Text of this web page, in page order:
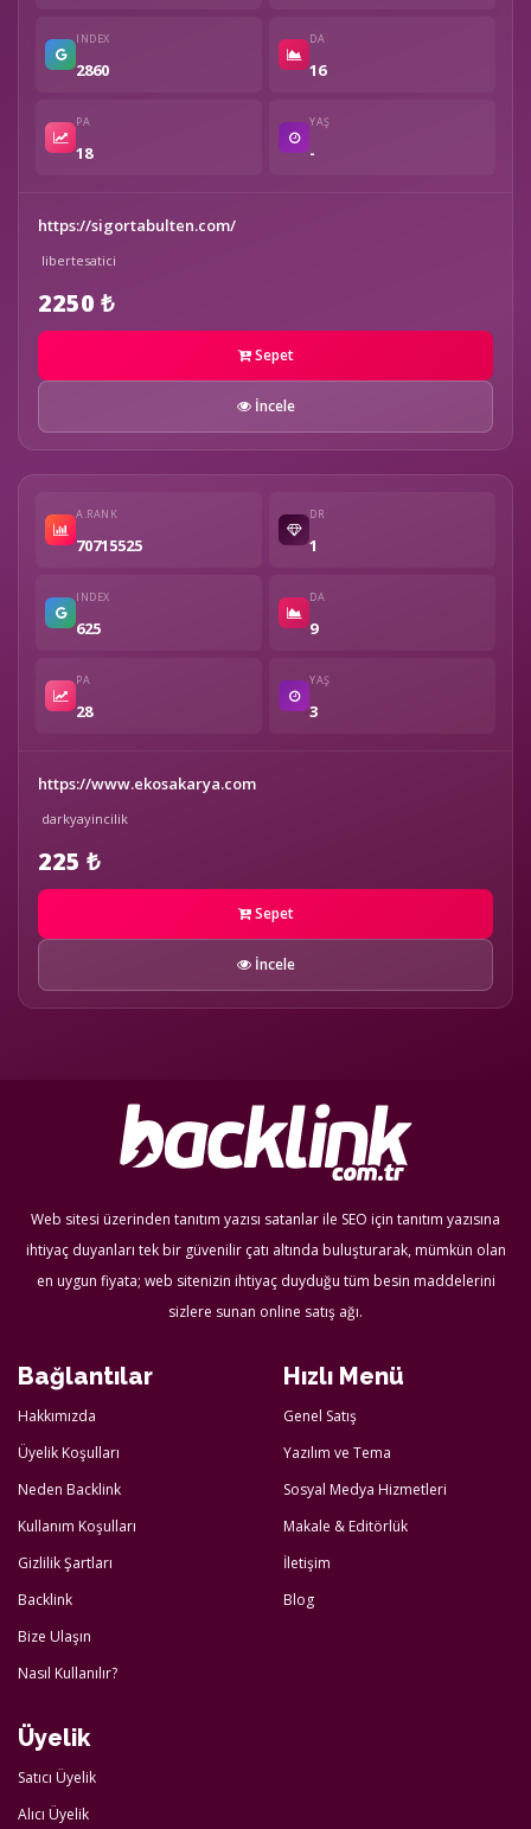
INDEX
2860
DA
16
PA
18
YAŞ
-
https://sigortabulten.com/
libertesatici
2250 ₺
Sepet
İncele
A.RANK
70715525
DR
1
INDEX
625
DA
9
PA
28
YAŞ
3
https://www.ekosakarya.com
darkyayincilik
225 ₺
Sepet
İncele
Web sitesi üzerinden tanıtım yazısı satanlar ile SEO için tanıtım yazısına
ihtiyaç duyanları tek bir güvenilir çatı altında buluşturarak, mümkün olan
en uygun fiyata; web sitenizin ihtiyaç duyduğu tüm besin maddelerini
sizlere sunan online satış ağı.
Bağlantılar
Hakkımızda
Üyelik Koşulları
Neden Backlink
Kullanım Koşulları
Gizlilik Şartları
Backlink
Bize Ulaşın
Nasıl Kullanılır?
Hızlı Menü
Genel Satış
Yazılım ve Tema
Sosyal Medya Hizmetleri
Makale & Editörlük
İletişim
Blog
Üyelik
Satıcı Üyelik
Alıcı Üyelik